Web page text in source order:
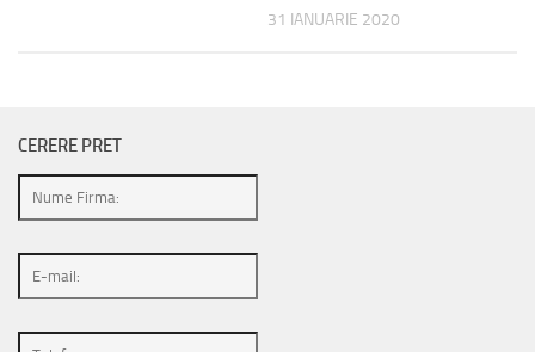
31 IANUARIE 2020
CERERE PRET